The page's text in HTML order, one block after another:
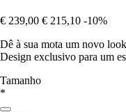
€ 239,00 € 215,10 -10%
Dê à sua mota um novo
Design exclusivo para um
Tamanho
*